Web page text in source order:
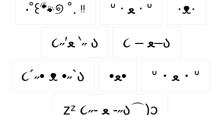
‧˚꒰🐾୭ ˚. ᵎᵎ ᐡ ᐧ ﻌ ᐧ ᐡ ·ᴥ·
૮˶′ﻌ ‵˶ ა ૮ – ﻌ–ა
૮´˶• ᴥ •˶`ა •ﻌ• ᐡ・ﻌ・ᐡ
zᶻ ૮˶- ﻌ -˶ა⌒)ᦱ